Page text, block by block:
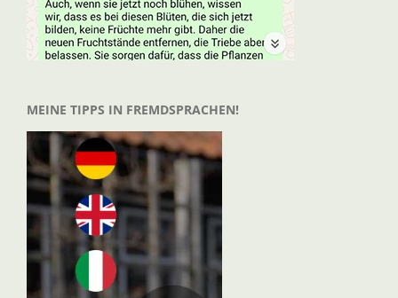
MEINE TIPPS IN FREMDSPRACHEN!